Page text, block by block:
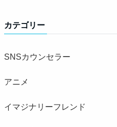
カテゴリー
SNSカウンセラー
アニメ
イマジナリーフレンド